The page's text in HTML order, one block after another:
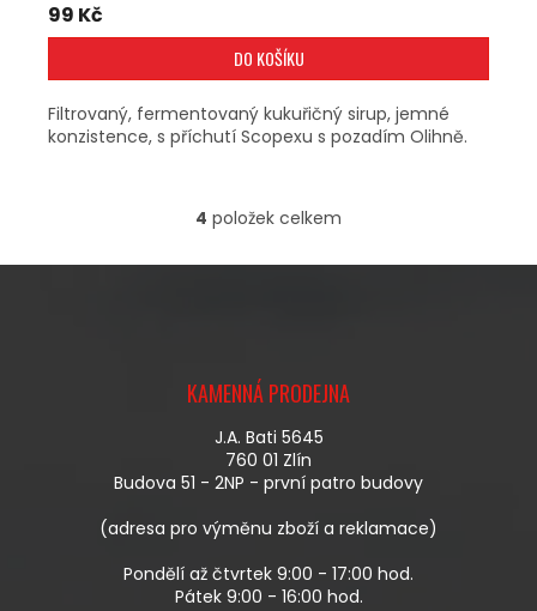
99 Kč
DO KOŠÍKU
Filtrovaný, fermentovaný kukuřičný sirup, jemné
konzistence, s příchutí Scopexu s pozadím Olihně.
O
L
Í
P
R
V
K
V
P
I
4 položek celkem
KAMENNÁ PRODEJNA
J.A. Bati 5645
760 01 Zlín
Budova 51 - 2NP - první patro budovy
(adresa pro výměnu zboží a reklamace)
Pondělí až čtvrtek 9:00 - 17:00 hod.
Pátek 9:00 - 16:00 hod.